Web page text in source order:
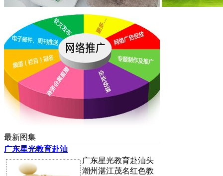
最新图集
广东星光教育赴汕
广东星光教育赴汕头
潮州湛江茂名红色教